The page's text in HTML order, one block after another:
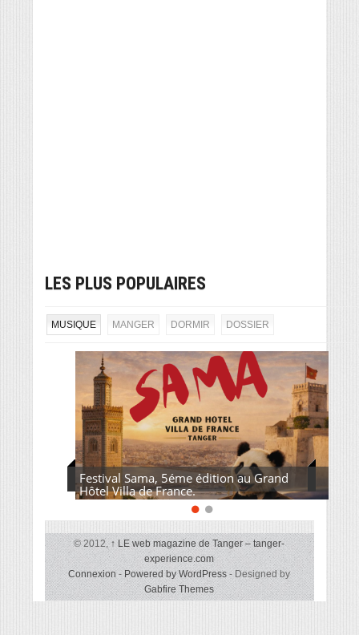
LES PLUS POPULAIRES
MUSIQUE MANGER DORMIR DOSSIER
Festival Sama, 5éme édition au Grand
Hôtel Villa de France.
© 2012,↑ LE web magazine de Tanger – tanger-
experience.com
Connexion-Powered by WordPress- Designed by
Gabfire Themes